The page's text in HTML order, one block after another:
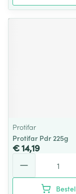
Protifar
Protifar Pdr 225g
€ 14,19
Bestel